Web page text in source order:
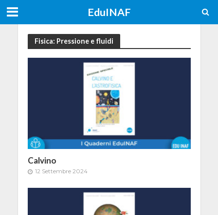
EduINAF
Fisica: Pressione e fluidi
Calvino
12 Settembre 2024